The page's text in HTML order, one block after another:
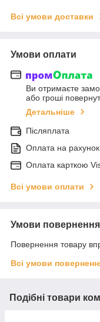
Всі умови доставки
Умови оплати
Ви отримаєте
або гроші
Детальніше
Післяплата
Оплата на рахунок
Оплата карткою
Всі умови оплати
Умови повернення
Повернення товару
Всі умови
Подібні товари